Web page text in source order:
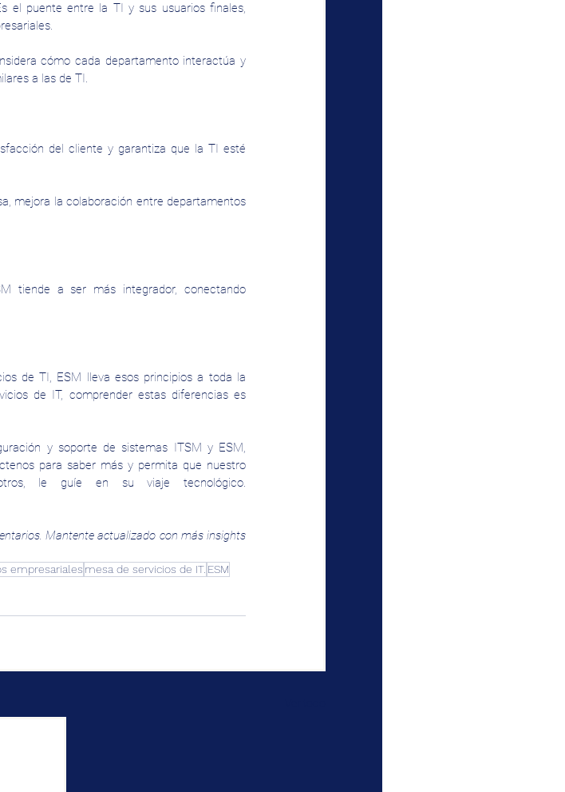
el puente entre la TI y sus usuarios finales,
cómo cada departamento interactúa y
a las de TI.
del cliente y garantiza que la TI esté
mejora la colaboración entre departamentos
tiende a ser más integrador, conectando
de TI, ESM lleva esos principios a toda la
de IT, comprender estas diferencias es
y soporte de sistemas ITSM y ESM,
para saber más y permita que nuestro
Mantente actualizado con más insights
empresariales mesa de servicios de IT. ESM